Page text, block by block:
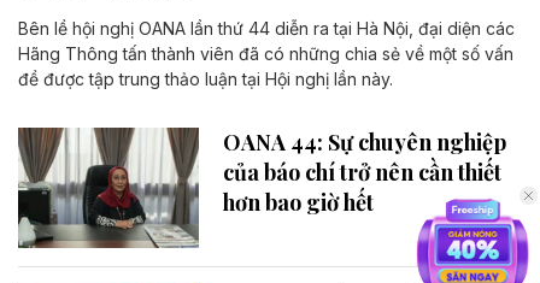
Bên lề hội nghị OANA lần thứ 44 diễn ra tại Hà Nội, đại diện các
Hãng Thông tấn thành viên đã có những chia sẻ về một số vấn
đề được tập trung thảo luận tại Hội nghị lần này.
OANA 44: Sự chuyên nghiệp
của báo chí trở nên cần thiết
hơn bao giờ hết